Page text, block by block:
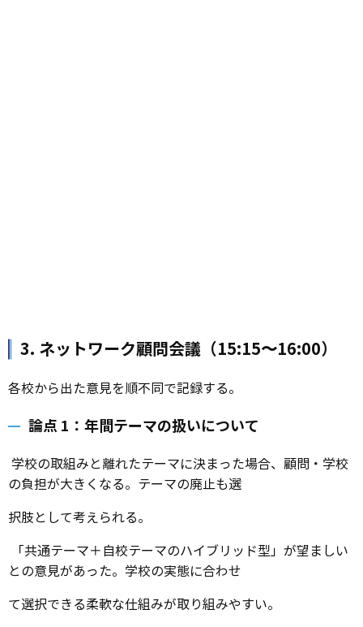
3. ネットワーク顧問会議（15:15〜16:00）
各校から出た意見を順不同で記録する。
論点 1：年間テーマの扱いについて
学校の取組みと離れたテーマに決まった場合、顧問・学校
の負担が大きくなる。テーマの廃止も選